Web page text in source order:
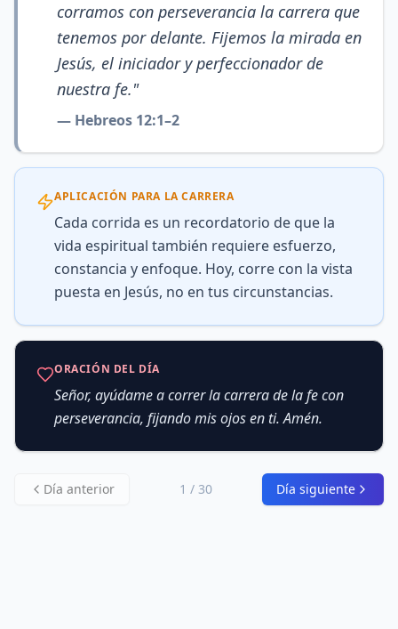
corramos con perseverancia la carrera que
tenemos por delante. Fijemos la mirada en
Jesús, el iniciador y perfeccionador de
nuestra fe."
— Hebreos 12:1–2
APLICACIÓN PARA LA CARRERA
Cada corrida es un recordatorio de que la
vida espiritual también requiere esfuerzo,
constancia y enfoque. Hoy, corre con la vista
puesta en Jesús, no en tus circunstancias.
ORACIÓN DEL DÍA
Señor, ayúdame a correr la carrera de la fe con
perseverancia, fijando mis ojos en ti. Amén.
Día anterior 1 / 30 Día siguiente